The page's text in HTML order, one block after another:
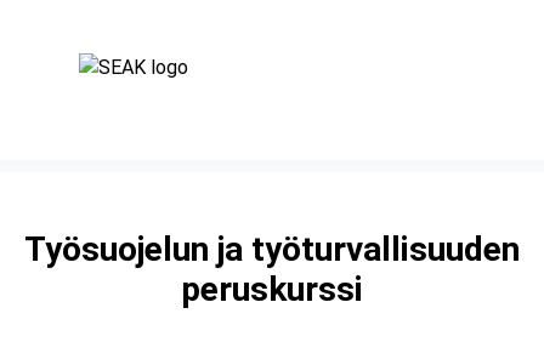
Työsuojelun ja työturvallisuuden
peruskurssi